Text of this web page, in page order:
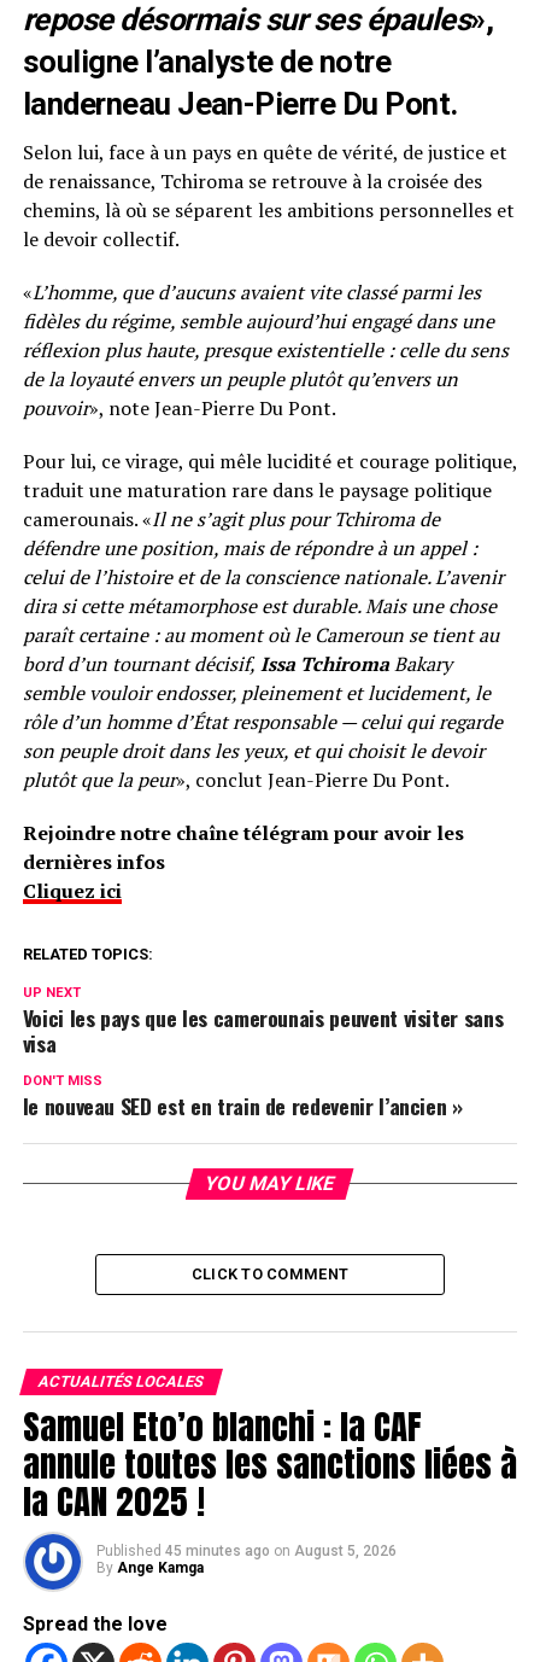
repose désormais sur ses épaules»,
souligne l’analyste de notre
landerneau Jean-Pierre Du Pont.
Selon lui, face à un pays en quête de vérité, de justice et
de renaissance, Tchiroma se retrouve à la croisée des
chemins, là où se séparent les ambitions personnelles et
le devoir collectif.
«L’homme, que d’aucuns avaient vite classé parmi les
fidèles du régime, semble aujourd’hui engagé dans une
réflexion plus haute, presque existentielle : celle du sens
de la loyauté envers un peuple plutôt qu’envers un
pouvoir», note Jean-Pierre Du Pont.
Pour lui, ce virage, qui mêle lucidité et courage politique,
traduit une maturation rare dans le paysage politique
camerounais. «Il ne s’agit plus pour Tchiroma de
défendre une position, mais de répondre à un appel :
celui de l’histoire et de la conscience nationale. L’avenir
dira si cette métamorphose est durable. Mais une chose
paraît certaine : au moment où le Cameroun se tient au
bord d’un tournant décisif,Issa TchiromaBakary
semble vouloir endosser, pleinement et lucidement, le
rôle d’un homme d’État responsable — celui qui regarde
son peuple droit dans les yeux, et qui choisit le devoir
plutôt que la peur», conclut Jean-Pierre Du Pont.
Rejoindre notre chaîne télégram pour avoir les
dernières infos
Cliquez ici
RELATED TOPICS:
UP NEXT
Voici les pays que les camerounais peuvent visiter sans
visa
DON'T MISS
le nouveau SED est en train de redevenir l’ancien »
YOU MAY LIKE
CLICK TO COMMENT
ACTUALITÉS LOCALES
Samuel Eto’o blanchi : la CAF
annule toutes les sanctions liées à
la CAN 2025 !
Published 45 minutes ago on August 5, 2026
By Ange Kamga
Spread the love